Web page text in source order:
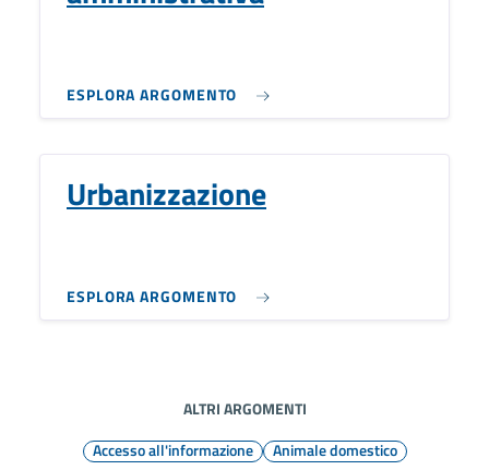
ESPLORA ARGOMENTO
Urbanizzazione
ESPLORA ARGOMENTO
ALTRI ARGOMENTI
Accesso all'informazione
Animale domestico